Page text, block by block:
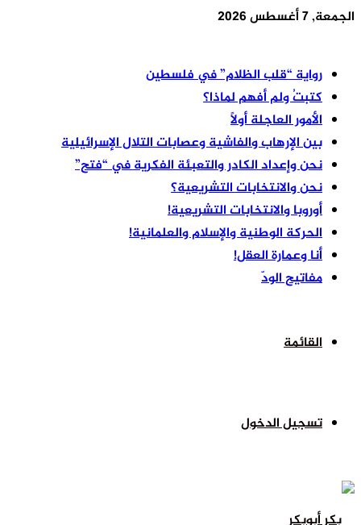
الجمعة, 7 أغسطس 2026
رواية “قلب الظلام” في فلسطين
كتبتُ ولم أفهم لماذا؟
الأمور العاجلة أولًا
بين الإرهاب والفاشية وعصابات التلال الإسرائيلية
نحن وإعداد الكادر والتعبئة الفكرية في “فتح”
نحن والانتخابات التشريعية؟
أوروبا والانتخابات التشريعية!
الحركة الوطنية والإسلام والعلمانية!
أنا وعمارة العقل!
مفاتيح الودّ
القائمة
تسجيل الدخول